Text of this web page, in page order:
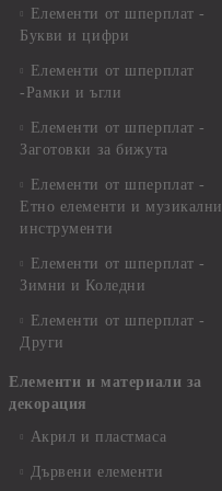
Елементи от шперплат -
Букви и цифри
Елементи от шперплат
-Рамки и ъгли
Елементи от шперплат -
Заготовки за бижута
Елементи от шперплат -
Етно елементи и музикални
инструменти
Елементи от шперплат -
Зимни и Коледни
Елементи от шперплат -
Други
Елементи и материали за
декорация
Акрил и пластмаса
Дървени елементи